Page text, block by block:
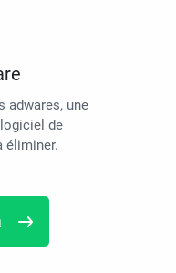
adwares, une
de
éliminer.